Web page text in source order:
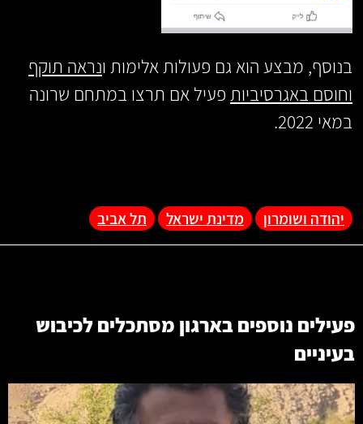
בנוסף, מבצע הוא גם פעולות אלימות ונראה תוקף
וחוסם באגרסיביות פעיל אם תרצו במתחם שרונה
במאי 2022.
יהודה ושומרון מדינת ישראל תל אביב
פעילים נוספים בארגון מסתכלים לכיבוש
בעיניים